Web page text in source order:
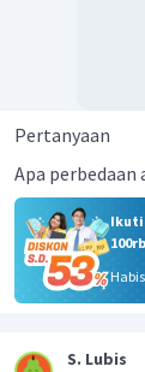
Pertanyaan
Apa
Ikuti
100rb
S. Lubis